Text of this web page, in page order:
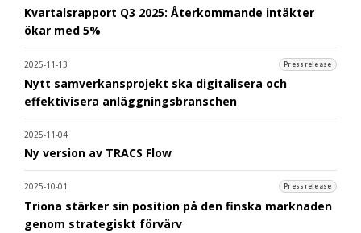
Kvartalsrapport Q3 2025: Återkommande intäkter
ökar med 5%
2025-11-13 Pressrelease
Nytt samverkansprojekt ska digitalisera och
effektivisera anläggningsbranschen
2025-11-04
Ny version av TRACS Flow
2025-10-01 Pressrelease
Triona stärker sin position på den finska marknaden
genom strategiskt förvärv